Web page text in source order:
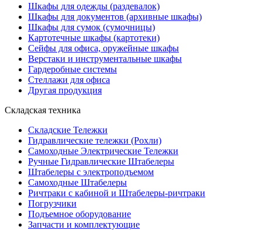
Шкафы для одежды (раздевалок)
Шкафы для документов (архивные шкафы)
Шкафы для сумок (сумочницы)
Картотечные шкафы (картотеки)
Сейфы для офиса, оружейные шкафы
Верстаки и инструментальные шкафы
Гардеробные системы
Стеллажи для офиса
Другая продукция
Складская техника
Складские Тележки
Гидравлические тележки (Рохли)
Самоходные Электрические Тележки
Ручные Гидравлические Штабелеры
Штабелеры с электроподъемом
Самоходные Штабелеры
Ричтраки с кабиной и Штабелеры-ричтраки
Погрузчики
Подъемное оборудование
Запчасти и комплектующие